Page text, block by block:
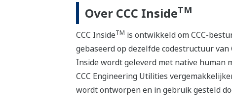
Over CCC InsideTM
CCC InsideTM is ontwikkeld om CCC-
gebaseerd op dezelfde codestructuur
Inside wordt geleverd met native human
CCC Engineering Utilities
wordt ontworpen en in gebruik gesteld